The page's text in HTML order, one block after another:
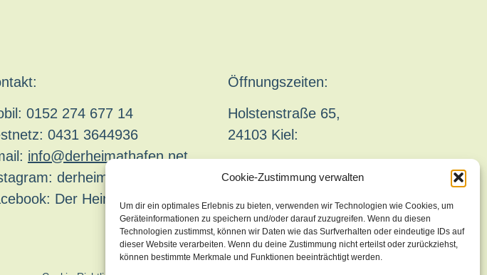
Cookie-Zustimmung verwalten
Um dir ein optimales Erlebnis zu bieten, verwenden wir Technologien wie Cookies, um
Geräteinformationen zu speichern und/oder darauf zuzugreifen. Wenn du diesen
Technologien zustimmst, können wir Daten wie das Surfverhalten oder eindeutige IDs auf
dieser Website verarbeiten. Wenn du deine Zustimmung nicht erteilst oder zurückziehst,
können bestimmte Merkmale und Funktionen beeinträchtigt werden.
0152 274 677 14
0431 3644936
info@derheimathafen.net
derheimathafen
Der Heimathafen
Öffnungszeiten:
Holstenstraße 65,
24103 Kiel: